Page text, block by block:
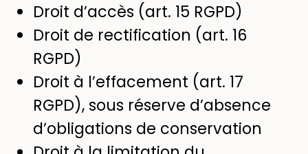
Droit d’accès (art. 15 RGPD)
Droit de rectification (art. 16
RGPD)
Droit à l’effacement (art. 17
RGPD), sous réserve d’absence
d’obligations de conservation